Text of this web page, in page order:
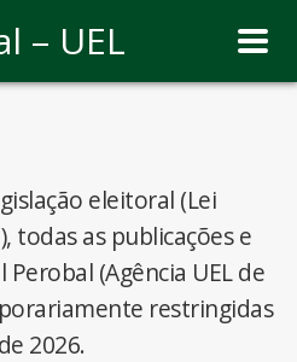
– UEL
eleitoral (Lei
todas as publicações e
(Agência UEL de
restringidas
2026.